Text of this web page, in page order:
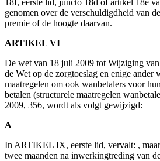
genomen over de verschuldigdheid van
premie of de hoogte daarvan.
ARTIKEL VI
De wet van 18 juli 2009 tot Wijziging
de Wet op de zorgtoeslag en enige ander
maatregelen om ook wanbetalers voor
betalen (structurele maatregelen
2009, 356, wordt als volgt gewijzigd:
A
In ARTIKEL IX, eerste lid, vervalt: ,
twee maanden na inwerkingtreding van